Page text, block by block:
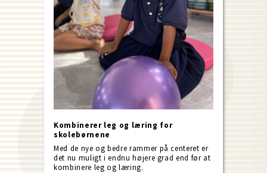
Kombinerer leg og læring for
skolebørnene
Med de nye og bedre rammer på centeret er
det nu muligt i endnu højere grad end før at
kombinere leg og læring.